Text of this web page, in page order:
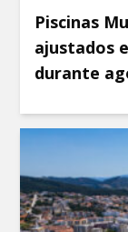
Piscinas
ajustados
durante